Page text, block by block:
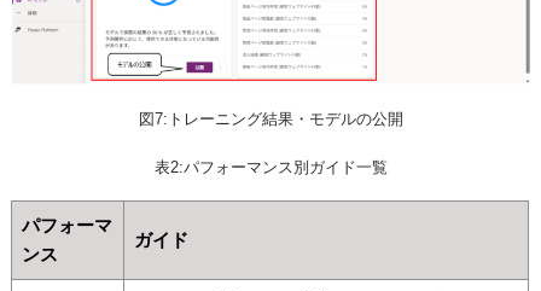
図7:トレーニング結果・モデルの公開
表2:パフォーマンス別ガイド一覧
パフォーマ
ンス
ガイド